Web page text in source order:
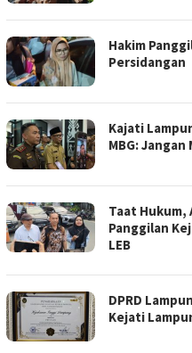
Hakim
Persidangan
Kajati
MBG:
Taat Hukum,
Panggilan
LEB
DPRD
Kejati